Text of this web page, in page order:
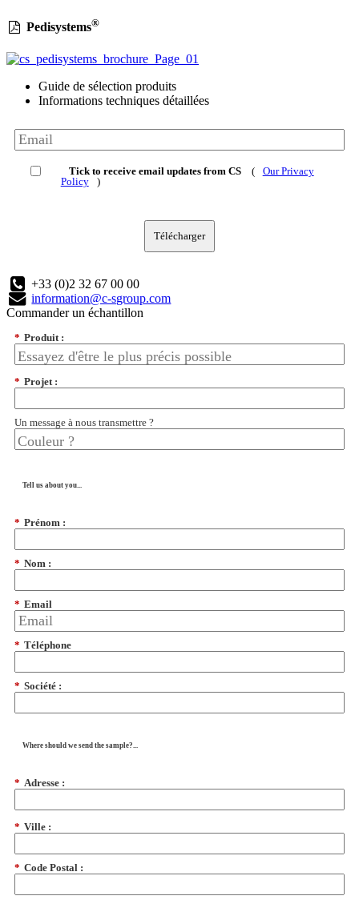
Pedisystems®
Guide de sélection produits
Informations techniques détaillées
Tick to receive email updates from CS (
Our Privacy
Policy
)
Télécharger
+33 (0)2 32 67 00 00
information@c-sgroup.com
Commander un échantillon
* Produit :
* Projet :
Un message à nous transmettre ?
Tell us about you...
* Prénom :
* Nom :
* Email
* Téléphone
* Société :
Where should we send the sample?...
* Adresse :
* Ville :
* Code Postal :